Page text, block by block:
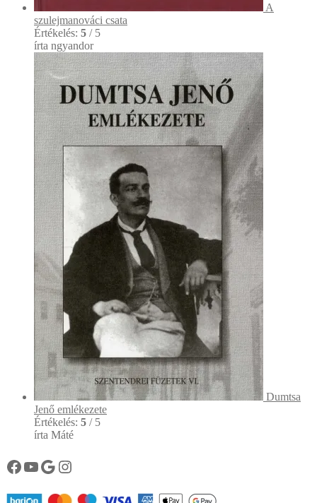
A
szulejmanováci csata
Értékelés: 5 / 5
írta ngyandor
Dumtsa
Jenő emlékezete
Értékelés: 5 / 5
írta Máté
Könyvtárunk facebook oldala
Könyvtárunk YouTube csatornája
Google
Instagram